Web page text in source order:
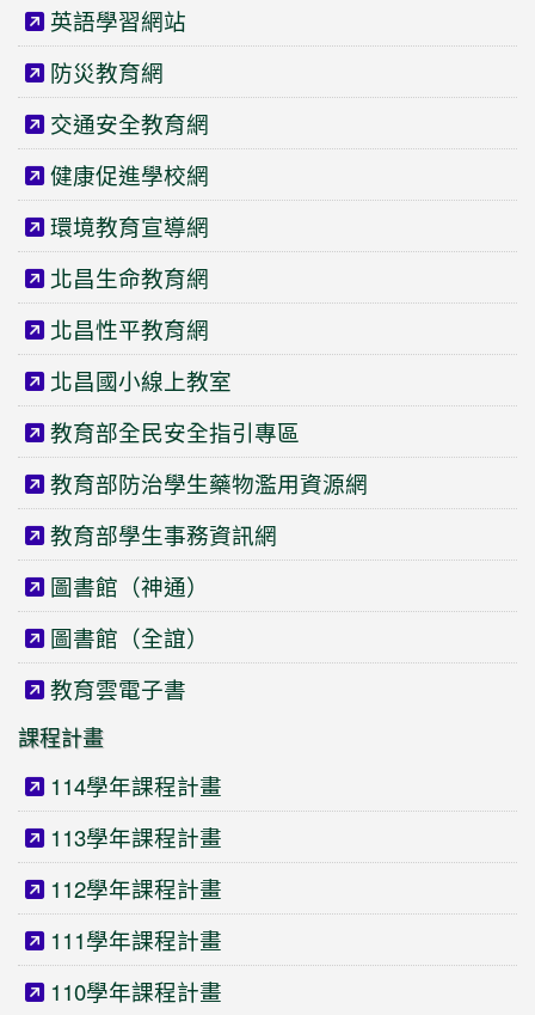
英語學習網站
防災教育網
交通安全教育網
健康促進學校網
環境教育宣導網
北昌生命教育網
北昌性平教育網
北昌國小線上教室
教育部全民安全指引專區
教育部防治學生藥物濫用資源網
教育部學生事務資訊網
圖書館（神通）
圖書館（全誼）
教育雲電子書
課程計畫
114學年課程計畫
113學年課程計畫
112學年課程計畫
111學年課程計畫
110學年課程計畫